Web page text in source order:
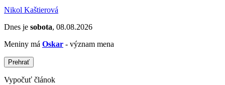
Nikol Kaštierová
Dnes je sobota, 08.08.2026
Meniny má Oskar - význam mena
Prehrať
Vypočuť článok